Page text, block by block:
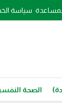
سياسة
الصحة